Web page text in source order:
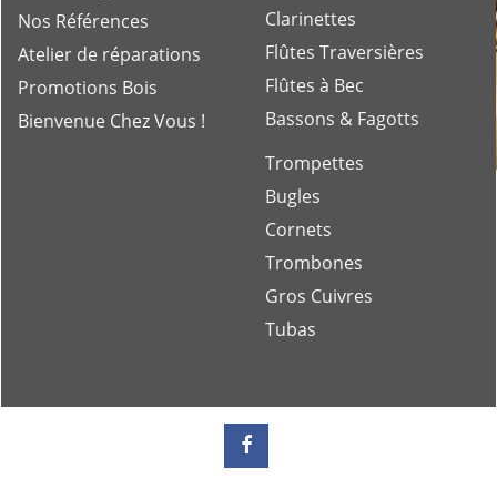
Nos Références
Atelier de réparations
Promotions Bois
Bienvenue Chez Vous !
Clarinettes
Flûtes Traversières
Flûtes à Bec
Bassons & Fagotts
Trompettes
Bugles
Cornets
Trombones
Gros Cuivres
Tubas